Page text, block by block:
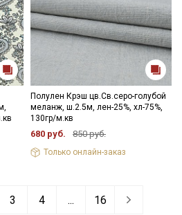
Полулен Крэш цв.Св.серо-голубой
меланж, ш.2.5м, лен-25%, хл-75%,
130гр/м.кв
680 руб. 850 руб.
Только онлайн-заказ
3 4 ... 16